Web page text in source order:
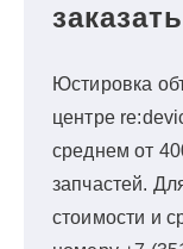
заказать
Юстировка
центре
среднем от
запчастей.
стоимости и